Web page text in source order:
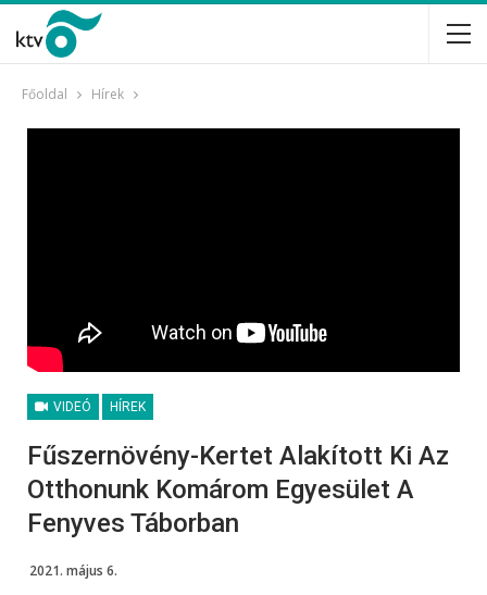
Főoldal Hírek
VIDEÓ HÍREK
Fűszernövény-Kertet Alakított Ki Az
Otthonunk Komárom Egyesület A
Fenyves Táborban
2021. május 6.